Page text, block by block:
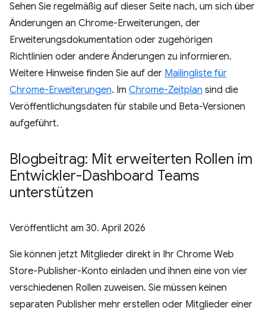
Sehen Sie regelmäßig auf dieser Seite nach, um sich über
Änderungen an Chrome-Erweiterungen, der
Erweiterungsdokumentation oder zugehörigen
Richtlinien oder andere Änderungen zu informieren.
Weitere Hinweise finden Sie auf der Mailingliste für
Chrome-Erweiterungen. Im Chrome-Zeitplan sind die
Veröffentlichungsdaten für stabile und Beta-Versionen
aufgeführt.
Blogbeitrag: Mit erweiterten Rollen im
Entwickler-Dashboard Teams
unterstützen
Veröffentlicht am 30. April 2026
Sie können jetzt Mitglieder direkt in Ihr Chrome Web
Store-Publisher-Konto einladen und ihnen eine von vier
verschiedenen Rollen zuweisen. Sie müssen keinen
separaten Publisher mehr erstellen oder Mitglieder einer